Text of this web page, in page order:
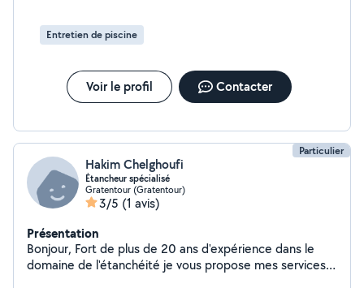
Entretien de piscine
Voir le profil Contacter
Particulier
Hakim Chelghoufi
Étancheur spécialisé
Gratentour (Gratentour)
3/5 (1 avis)
Présentation
Bonjour, Fort de plus de 20 ans d'expérience dans le
domaine de l'étanchéité je vous propose mes services